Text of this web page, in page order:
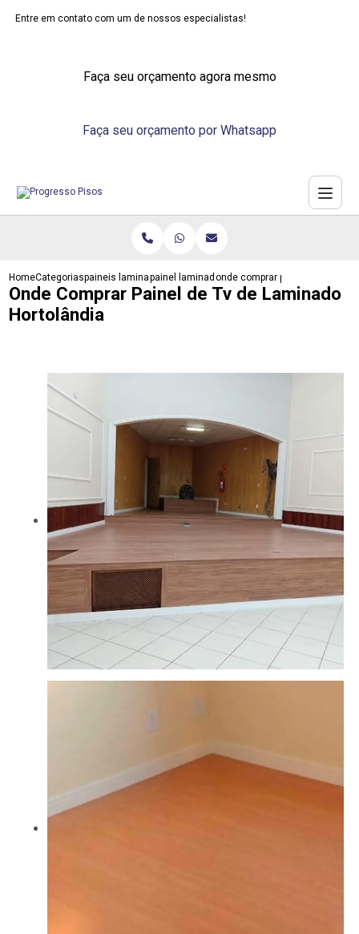
Entre em contato com um de nossos especialistas!
Faça seu orçamento agora mesmo
Faça seu orçamento por Whatsapp
HomeCategoriaspaineis laminadospainel laminado de madeiraonde comprar painel de tv de
Onde Comprar Painel de Tv de Laminado
Hortolândia